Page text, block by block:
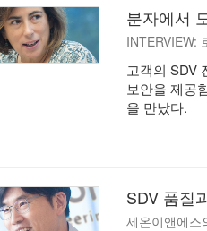
분자에서
INTERVIEW:
고객의 SDV
보안을 제공
을 만났다.
SDV 품질
세온이앤에스